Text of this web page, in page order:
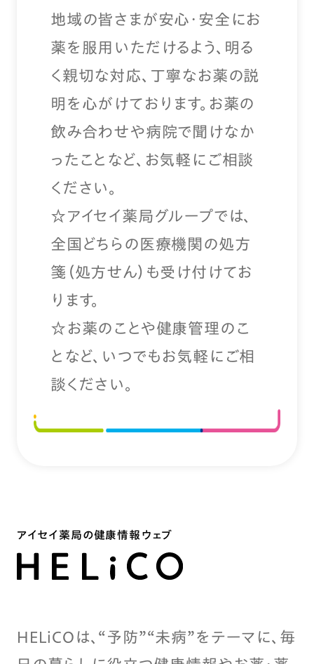
地域の皆さまが安心・安全にお
薬を服用いただけるよう、明る
く親切な対応、丁寧なお薬の説
明を心がけております。お薬の
飲み合わせや病院で聞けなか
ったことなど、お気軽にご相談
ください。
☆アイセイ薬局グループでは、
全国どちらの医療機関の処方
箋（処方せん）も受け付けてお
ります。
☆お薬のことや健康管理のこ
となど、いつでもお気軽にご相
談ください。
アイセイ薬局の健康情報ウェブ
HELiCOは、“予防”“未病”をテーマに、毎